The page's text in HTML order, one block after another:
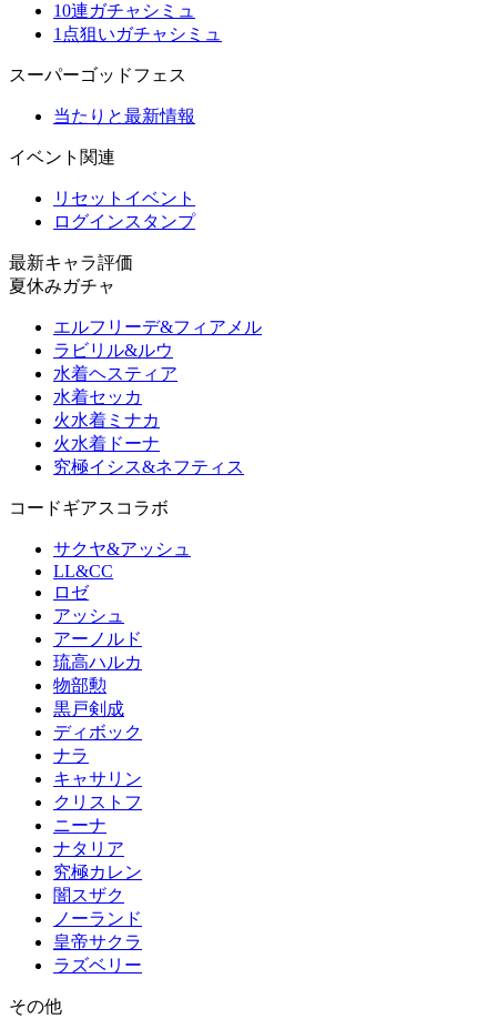
10連ガチャシミュ
1点狙いガチャシミュ
スーパーゴッドフェス
当たりと最新情報
イベント関連
リセットイベント
ログインスタンプ
最新キャラ評価
夏休みガチャ
エルフリーデ&フィアメル
ラビリル&ルウ
水着ヘスティア
水着セッカ
火水着ミナカ
火水着ドーナ
究極イシス&ネフティス
コードギアスコラボ
サクヤ&アッシュ
LL&CC
ロゼ
アッシュ
アーノルド
琉高ハルカ
物部勲
黒戸剣成
ディボック
ナラ
キャサリン
クリストフ
ニーナ
ナタリア
究極カレン
闇スザク
ノーランド
皇帝サクラ
ラズベリー
その他